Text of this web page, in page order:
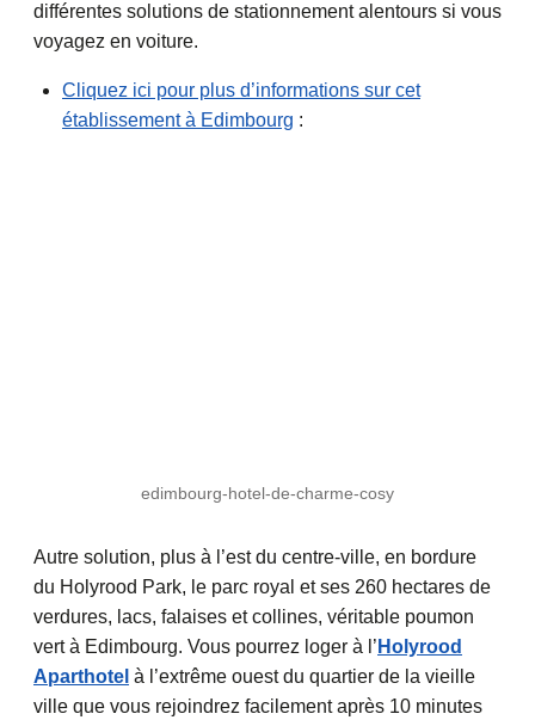
différentes solutions de stationnement alentours si vous
voyagez en voiture.
Cliquez ici pour plus d’informations sur cet
établissement à Edimbourg :
edimbourg-hotel-de-charme-cosy
Autre solution, plus à l’est du centre-ville, en bordure
du Holyrood Park, le parc royal et ses 260 hectares de
verdures, lacs, falaises et collines, véritable poumon
vert à Edimbourg. Vous pourrez loger à l’ Holyrood
Aparthotel à l’extrême ouest du quartier de la vieille
ville que vous rejoindrez facilement après 10 minutes